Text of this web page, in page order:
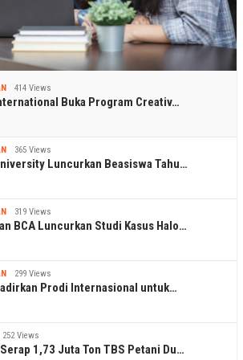
414 Views
Buka Program Creativ…
365 Views
Luncurkan Beasiswa Tahu…
319 Views
BCA Luncurkan Studi Kasus Halo…
299 Views
Prodi Internasional untuk…
252 Views
1,73 Juta Ton TBS Petani Du…